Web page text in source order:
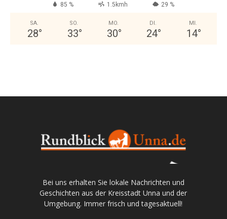
85 % 1.5kmh 29 %
SA.
28°
SO.
33°
MO.
30°
DI.
24°
MI.
14°
Bei uns erhalten Sie lokale Nachrichten und
Geschichten aus der Kreisstadt Unna und der
Umgebung. Immer frisch und tagesaktuell!